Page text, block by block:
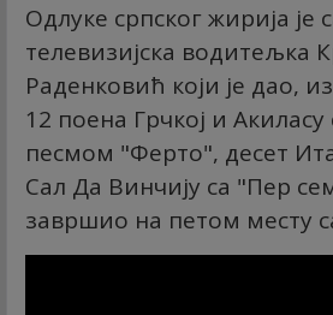
Одлуке српског жирија је
телевизијска водитељка
Раденковић који је дао,
12 поена Грчкој и
песмом "Ферто", десет
Сал Да Винчију са "Пер
завршио на петом месту